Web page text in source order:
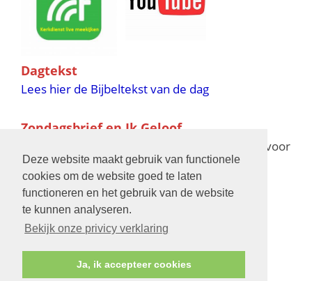
Deze website maakt gebruik van functionele
cookies om de website goed te laten
functioneren en het gebruik van de website
te kunnen analyseren.
Bekijk onze privicy verklaring
Ja, ik accepteer cookies
Dagtekst
Lees hier de Bijbeltekst van de dag
Zondagsbrief en Ik Geloof
voor
de verschijningsdata in 2025 en 2026
Bijbelschool